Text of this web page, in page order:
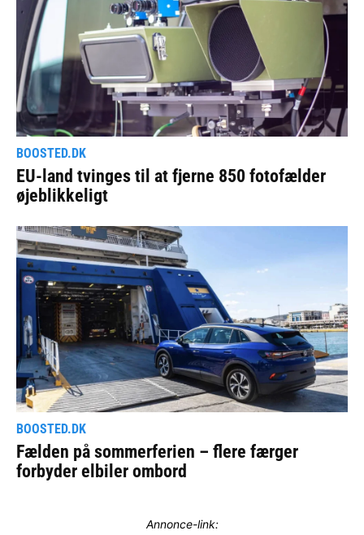
Annonce-link: